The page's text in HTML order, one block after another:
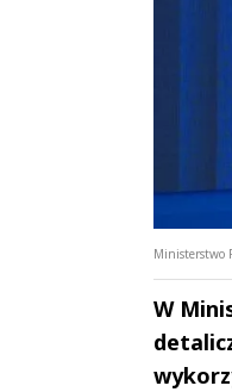
Ministerstwo
W